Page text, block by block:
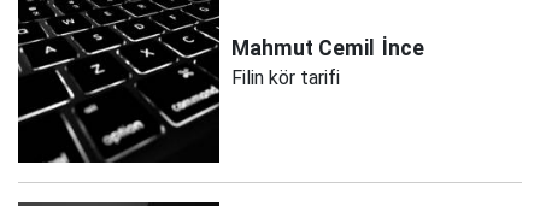
Mahmut Cemil İnce
Filin kör tarifi